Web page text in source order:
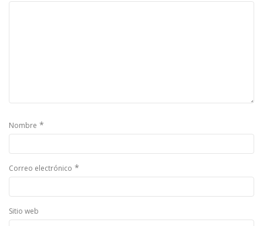
Nombre *
Correo electrónico *
Sitio web